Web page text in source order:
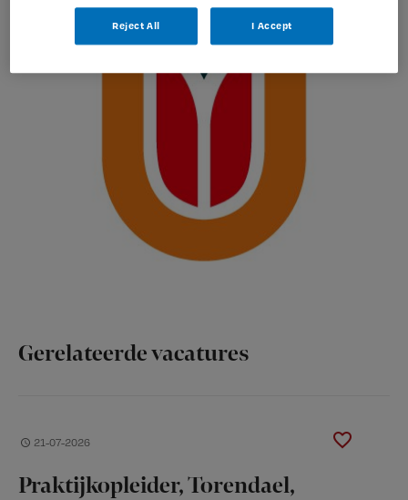
Gerelateerde vacatures
21-07-2026
Praktijkopleider, Torendael,
Reject All I Accept